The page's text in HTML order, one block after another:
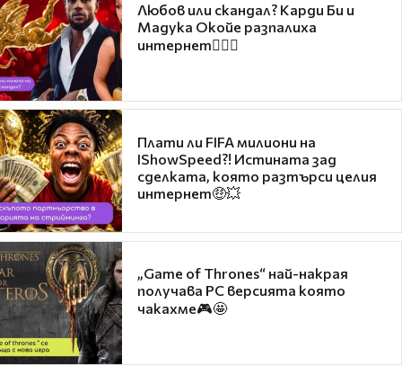
Любов или скандал? Карди Би и
Мадука Окойе разпалиха
интернет❤️‍🔥🔥
Плати ли FIFA милиони на
IShowSpeed?! Истината зад
сделката, която разтърси целия
интернет🤑💥
„Game of Thrones“ най-накрая
получава PC версията която
чакахме🎮🤩